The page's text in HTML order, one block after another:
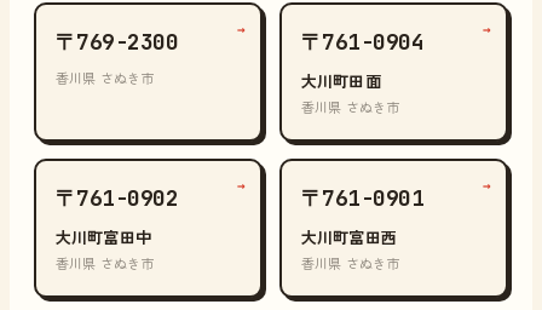
〒769-2300
香川県 さぬき市
→ 〒761-0904
大川町田面
香川県 さぬき市
→
〒761-0902
大川町富田中
香川県 さぬき市
→ 〒761-0901
大川町富田西
香川県 さぬき市
→